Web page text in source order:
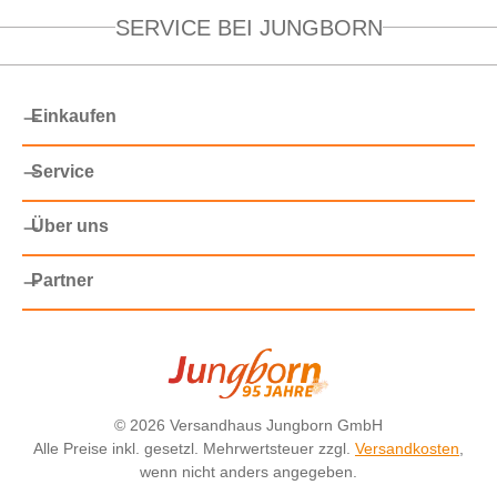
SERVICE BEI JUNGBORN
Einkaufen
Service
Über uns
Partner
© 2026 Versandhaus Jungborn GmbH
Alle Preise inkl. gesetzl. Mehrwertsteuer zzgl. Versandkosten,
wenn nicht anders angegeben.